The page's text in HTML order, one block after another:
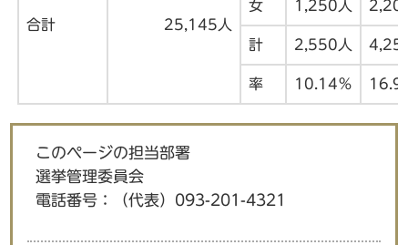
合計 25,145人
女 1,250人
計 2,550人
率 10.14％
このページの担当部署
選挙管理委員会
電話番号：
（代表）093-201-4321